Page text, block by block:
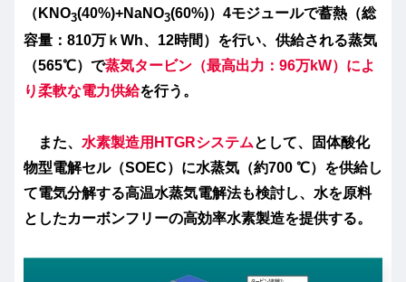
（KNO3(40%)+NaNO3(60%)）4モジュールで蓄熱（総
容量：810万ｋWh、12時間）を行い、供給される蒸気
（565℃）で蒸気タービン（最高出力：96万kW）によ
り柔軟な電力供給を行う。
また、 水素製造用HTGRシステムとして、固体酸化
物型電解セル（SOEC）に水蒸気（約700 ℃）を供給し
て電気分解する高温水蒸気電解法も検討し、水を原料
としたカーボンフリーの高効率水素製造を提供する。